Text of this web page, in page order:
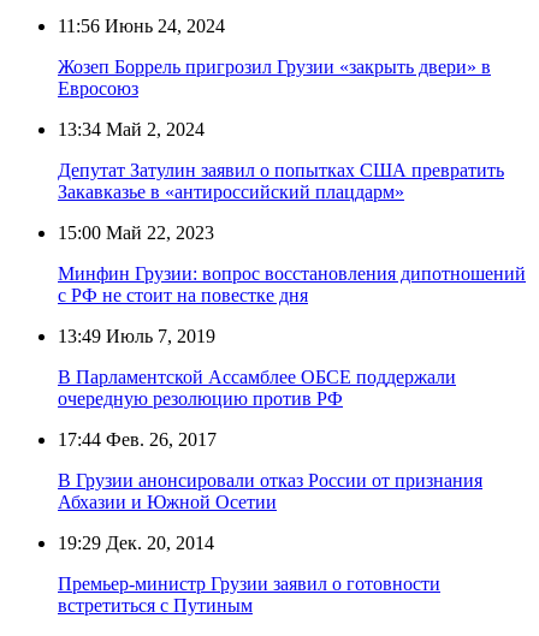
11:56 Июнь 24, 2024
Жозеп Боррель пригрозил Грузии «закрыть двери» в
Евросоюз
13:34 Май 2, 2024
Депутат Затулин заявил о попытках США превратить
Закавказье в «антироссийский плацдарм»
15:00 Май 22, 2023
Минфин Грузии: вопрос восстановления дипотношений
с РФ не стоит на повестке дня
13:49 Июль 7, 2019
В Парламентской Ассамблее ОБСЕ поддержали
очередную резолюцию против РФ
17:44 Фев. 26, 2017
В Грузии анонсировали отказ России от признания
Абхазии и Южной Осетии
19:29 Дек. 20, 2014
Премьер-министр Грузии заявил о готовности
встретиться с Путиным